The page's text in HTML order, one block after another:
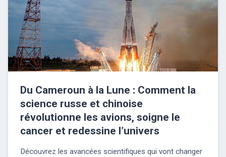
Du Cameroun à la Lune : Comment la
science russe et chinoise
révolutionne les avions, soigne le
cancer et redessine l’univers
Découvrez les avancées scientifiques qui vont changer